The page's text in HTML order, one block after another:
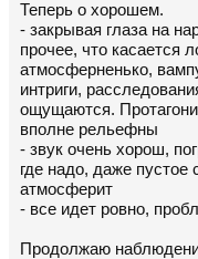
Теперь о хорошем.
- закрывая глаза на
прочее, что касается
атмосферненько,
интриги,
ощущаются.
вполне рельефны
- звук очень хорош,
где надо, даже
атмосферит
- все идет ровно,
Продолжаю